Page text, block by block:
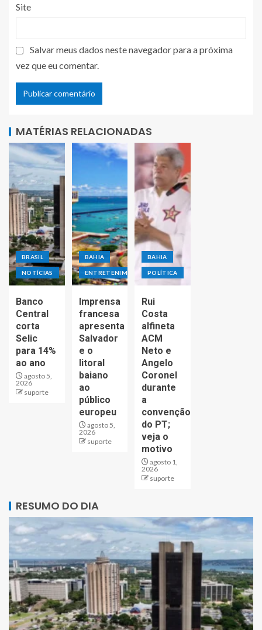
Site
Salvar meus dados neste navegador para a próxima
vez que eu comentar.
MATÉRIAS RELACIONADAS
BRASIL
NOTÍCIAS
Banco
Central
corta
Selic
para 14%
ao ano
agosto 5,
2026
suporte
BAHIA
ENTRETENIMENTO
Imprensa
francesa
apresenta
Salvador
e o
litoral
baiano
ao
público
europeu
agosto 5,
2026
suporte
BAHIA
POLÍTICA
Rui
Costa
alfineta
ACM
Neto e
Angelo
Coronel
durante
a
convenção
do PT;
veja o
motivo
agosto 1,
2026
suporte
RESUMO DO DIA